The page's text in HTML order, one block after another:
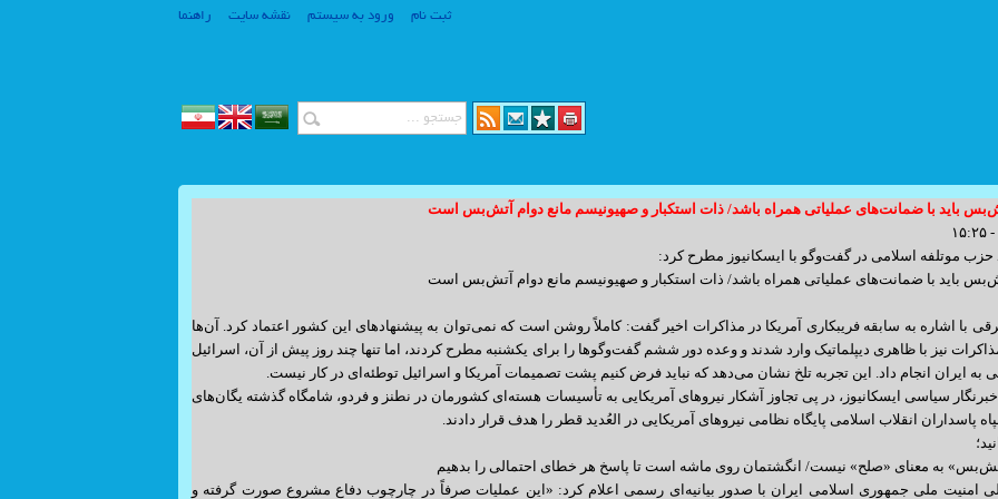
ثبت نام ورود به سیستم نقشه سایت راهنما
کارگر پلاک 14 واحد 3
لازم را به عمل آورید. ساعت مراجعه
Billing@sitesaz.ir : امور مالی
support@sitesaz.ir : پشتیبانی
develop@sitesaz.ir : برنامه نویسی
design@sitesaz.ir : طراحی سایت
باید با ضمانت‌های عملیاتی همراه باشد/ ذات استکبار و صهیونیسم مانع دوام آتش‌بس است
موتلفه اسلامی در گفت‌وگو با ایسکانیوز مطرح کرد:
باید با ضمانت‌های عملیاتی همراه باشد/ ذات استکبار و صهیونیسم مانع دوام آتش‌بس است
با اشاره به سابقه فریبکاری آمریکا در مذاکرات اخیر گفت: کاملاً روشن است که نمی‌توان به پیشنهادهای این کشور اعتماد کرد. آن‌ها
نیز با ظاهری دیپلماتیک وارد شدند و وعده دور ششم گفت‌وگوها را برای یکشنبه مطرح کردند، اما تنها چند روز پیش از آن، اسرائیل
به ایران انجام داد. این تجربه تلخ نشان می‌دهد که نباید فرض کنیم پشت تصمیمات آمریکا و اسرائیل توطئه‌ای در کار نیست.
سیاسی ایسکانیوز، در پی تجاوز آشکار نیروهای آمریکایی به تأسیسات هسته‌ای کشورمان در نطنز و فردو، شامگاه گذشته یگان‌های
پاسداران انقلاب اسلامی پایگاه نظامی نیروهای آمریکایی در العُدید قطر را هدف قرار دادند.
به معنای «صلح» نیست/ انگشتمان روی ماشه است تا پاسخ هر خطای احتمالی را بدهیم
امنیت ملی جمهوری اسلامی ایران با صدور بیانیه‌ای رسمی اعلام کرد: «این عملیات صرفاً در چارچوب دفاع مشروع صورت گرفته و